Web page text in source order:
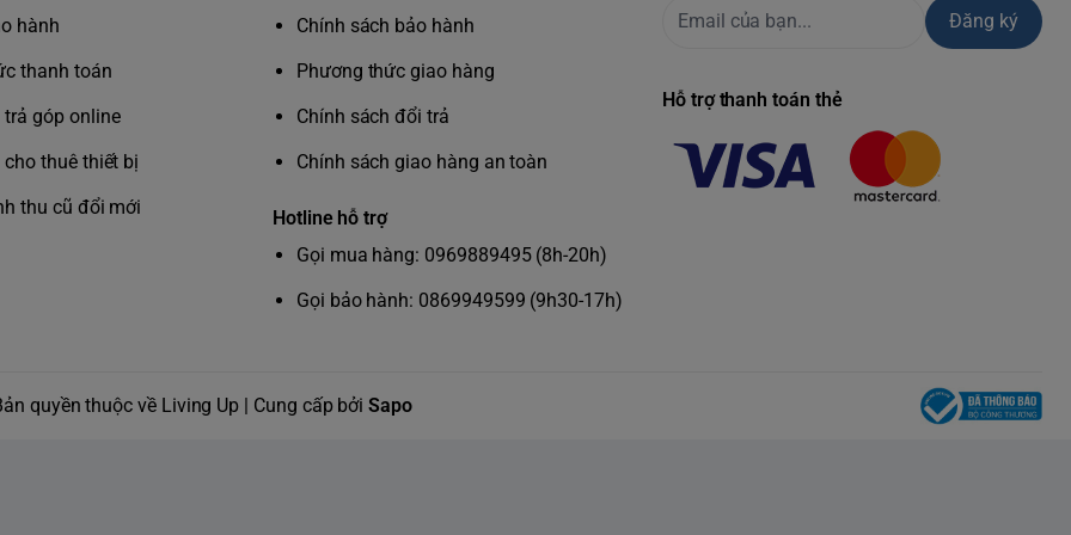
tích hợp giúp nhắc nhở bạn duy trì tư thế
vai nhẹ nhàng và cân bằng áp lực lên
rung VibWave cho phép massage hiệu quả
giúp cải thiện lưu thông máu và mang lại
hành
thanh toán
góp online
cho thuê thiết bị
thu cũ đổi mới
Chính sách bảo hành
Phương thức giao hàng
Chính sách đổi trả
Chính sách giao hàng an toàn
Hotline hỗ trợ
Gọi mua hàng: 0969889495 (8h-20h)
Gọi bảo hành: 0869949599 (9h30-17h)
Đăng ký
Hỗ trợ thanh toán thẻ
quyền thuộc về Living Up | Cung cấp bởiSapo